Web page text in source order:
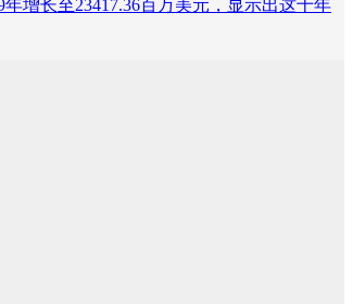
增长至23417.36百万美元，显示出这十年